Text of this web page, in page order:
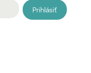
Prihlásiť